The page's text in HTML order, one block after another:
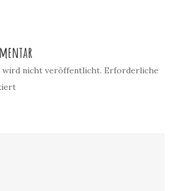
wird nicht veröffentlicht. Erforderliche